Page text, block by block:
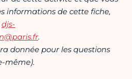
informations de cette fiche,
djs-
.
donnée pour les questions
même).